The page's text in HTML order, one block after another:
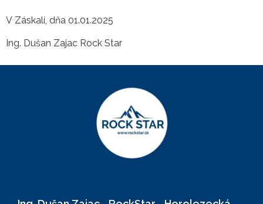
V Záskalí, dňa 01.01.2025
Ing. Dušan Zajac Rock Star